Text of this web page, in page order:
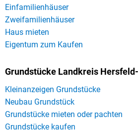
Einfamilienhäuser
Zweifamilienhäuser
Haus mieten
Eigentum zum Kaufen
Grundstücke Landkreis
Kleinanzeigen Grundstücke
Neubau Grundstück
Grundstücke mieten oder pachten
Grundstücke kaufen